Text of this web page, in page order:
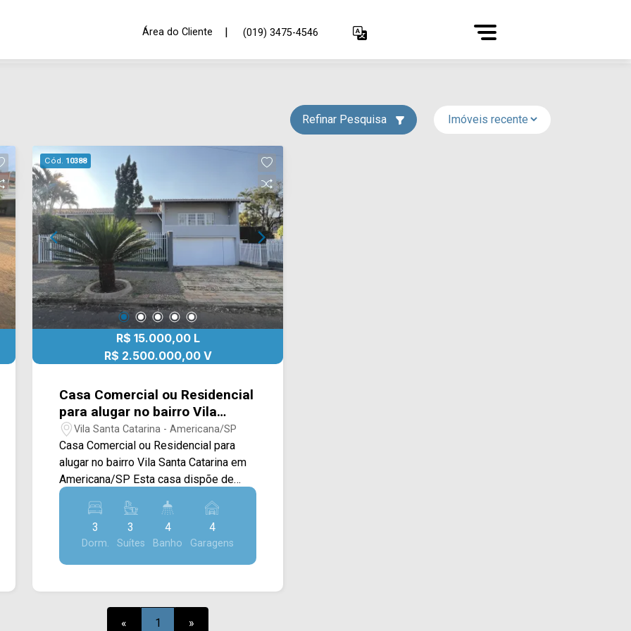
Área do Cliente | (019) 3475-4546
Refinar Pesquisa
Cód. 10388
R$ 15.000,00 L
R$ 2.500.000,00 V
Casa Comercial ou Residencial
para alugar no bairro Vila
Santa Catarina em
Americana/SP
Vila Santa Catarina - Americana/SP
Casa Comercial ou Residencial para
alugar no bairro Vila Santa Catarina em
Americana/SP Esta casa dispõe de
700M² de terreno e 330M² de
construção, possuindo ampla sala de
estar com vista para a área de lazer,
sala de jantar integrada com a cozinha
planejada, espaço gourmet com
armários. > 03 suíte, sendo 01 máster
3
Dorm.
3
Suítes
4
Banho
4
Garagens
« 1 »